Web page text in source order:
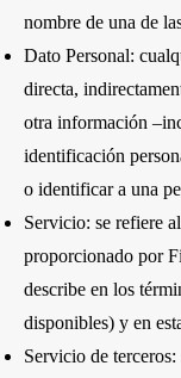
nombre de una de
Dato Personal:
directa,
otra información
identificación
o identificar a una
Servicio: se refiere
proporcionado por
describe en los
disponibles) y en
Servicio de terceros: